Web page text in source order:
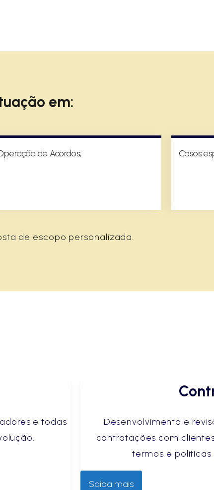
em:
de Acordos; Casos
de escopo personalizada.
e todas
Desenvolvimento e
contratações com
termos e
Saiba mais